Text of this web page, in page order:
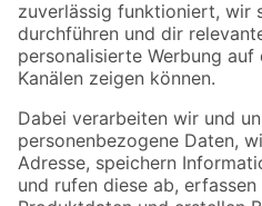
Zur Newsletter Anmeldung
Folge uns
Zahlungsarten